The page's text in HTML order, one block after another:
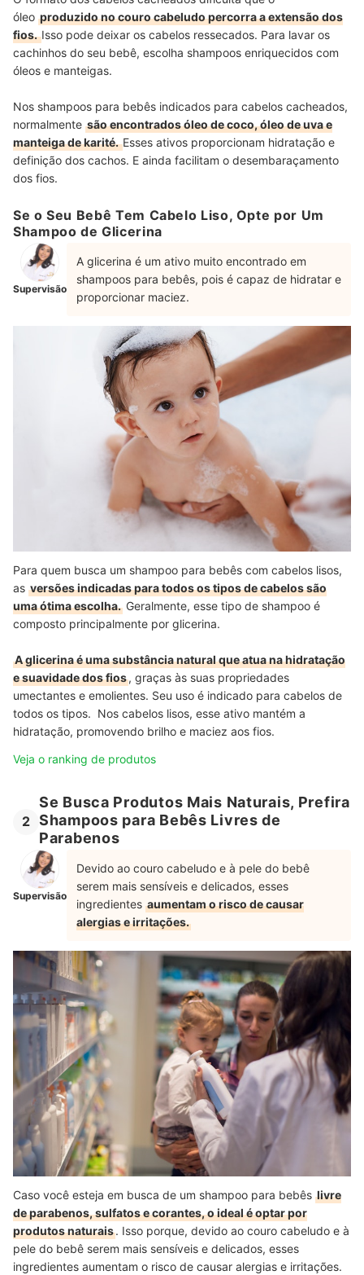
óleo produzido no couro cabeludo percorra a extensão dos
fios.Isso pode deixar os cabelos ressecados. Para lavar os
cachinhos do seu bebê, escolha shampoos enriquecidos com
óleos e manteigas.
Nos shampoos para bebês indicados para cabelos cacheados,
normalmente são encontrados óleo de coco, óleo de uva e
manteiga de karité.Esses ativos proporcionam hidratação e
definição dos cachos. E ainda facilitam o desembaraçamento
dos fios.
Se o Seu Bebê Tem Cabelo Liso, Opte por Um
Shampoo de Glicerina
Supervisão
A glicerina é um ativo muito encontrado em
shampoos para bebês, pois é capaz de hidratar e
proporcionar maciez.
Para quem busca um shampoo para bebês com cabelos lisos,
as versões indicadas para todos os tipos de cabelos são
uma ótima escolha. Geralmente, esse tipo de shampoo é
composto principalmente por glicerina.
A glicerina é uma substância natural que atua na hidratação
e suavidade dos fios, graças às suas propriedades
umectantes e emolientes. Seu uso é indicado para cabelos de
todos os tipos. Nos cabelos lisos, esse ativo mantém a
hidratação, promovendo brilho e maciez aos fios.
Veja o ranking de produtos
2
Se Busca Produtos Mais Naturais, Prefira
Shampoos para Bebês Livres de
Parabenos
Supervisão
Devido ao couro cabeludo e à pele do bebê
serem mais sensíveis e delicados, esses
ingredientes aumentam o risco de causar
alergias e irritações.
Caso você esteja em busca de um shampoo para bebês livre
de parabenos, sulfatos e corantes, o ideal é optar por
produtos naturais. Isso porque, devido ao couro cabeludo e à
pele do bebê serem mais sensíveis e delicados, esses
ingredientes aumentam o risco de causar alergias e irritações.